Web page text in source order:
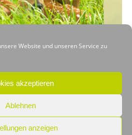
Website und unseren Service zu
akzeptieren
Ablehnen
anzeigen